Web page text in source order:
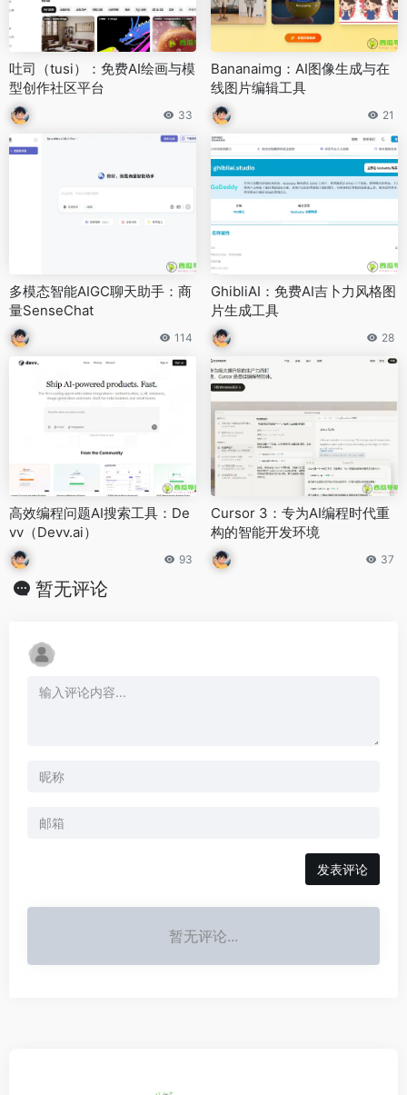
吐司（tusi）：免费AI绘画与模
型创作社区平台
33
Bananaimg：AI图像生成与在
线图片编辑工具
21
多模态智能AIGC聊天助手：商
量SenseChat
114
GhibliAI：免费AI吉卜力风格图
片生成工具
28
高效编程问题AI搜索工具：De
vv（Devv.ai）
93
Cursor 3：专为AI编程时代重
构的智能开发环境
37
暂无评论
发表评论
暂无评论...